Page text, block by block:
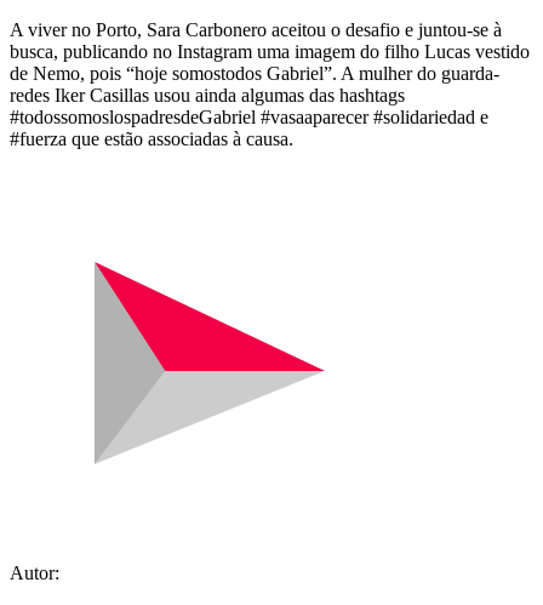
A viver no Porto, Sara Carbonero aceitou o desafio e juntou-se à
busca, publicando no Instagram uma imagem do filho Lucas vestido
de Nemo, pois “hoje somostodos Gabriel”. A mulher do guarda-
redes Iker Casillas usou ainda algumas das hashtags
#todossomoslospadresdeGabriel #vasaaparecer #solidariedad e
#fuerza que estão associadas à causa.
Autor: